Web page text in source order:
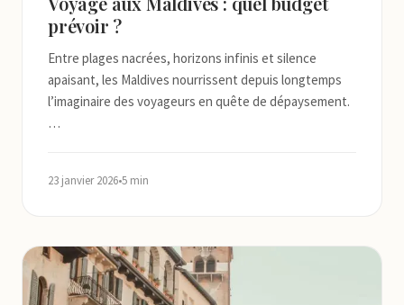
prévoir ?
Entre plages nacrées, horizons infinis et silence
apaisant, les Maldives nourrissent depuis longtemps
l’imaginaire des voyageurs en quête de dépaysement.
…
23 janvier 2026•5 min